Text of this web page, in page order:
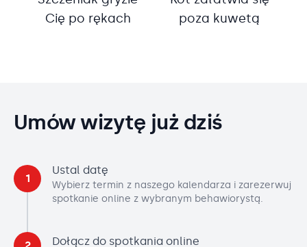
Cię po rękach
poza kuwetą
Umów wizytę już dziś
1
Ustal datę
Wybierz termin z naszego kalendarza i zarezerwuj
spotkanie online z wybranym behawiorystą.
Dołącz do spotkania online